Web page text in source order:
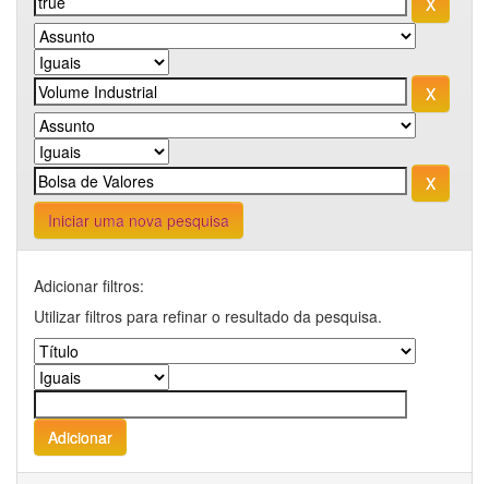
Iniciar uma nova pesquisa
Adicionar filtros:
Utilizar filtros para refinar o resultado da pesquisa.